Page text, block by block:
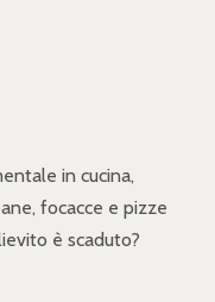
in cucina,
focacce e pizze
è scaduto?